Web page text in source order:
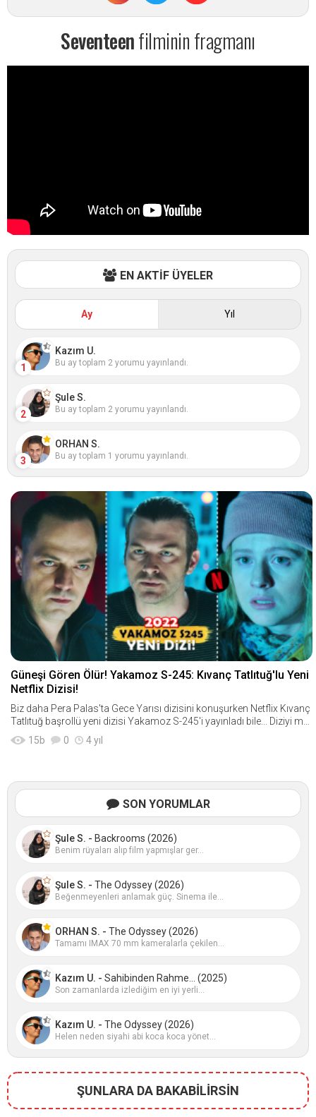
Seventeenfilminin fragmanı
EN AKTİF ÜYELER
Ay Yıl
1
Kazım U.
Bu ay toplam 2 yorumu yayınlandı.
2
Şule S.
Bu ay toplam 2 yorumu yayınlandı.
3
ORHAN S.
Bu ay toplam 1 yorumu yayınlandı.
Güneşi Gören Ölür! Yakamoz S-245: Kıvanç Tatlıtuğ'lu Yeni
Netflix Dizisi!
Biz daha Pera Palas'ta Gece Yarısı dizisini konuşurken Netflix Kıvanç
Tatlıtuğ başrollü yeni dizisi Yakamoz S-245'i yayınladı bile... Diziyi mer
akla bekleyenler
15b 0 4 yıl
SON YORUMLAR
Şule S. - Backrooms (2026)
Benim rüyaları alıp film yapmışlar ger...
Şule S. - The Odyssey (2026)
Beğenmeyenleri anlamak güç. Sinema ile...
ORHAN S. - The Odyssey (2026)
Tamamı IMAX 70 mm kameralarla çekilen...
Kazım U. - Sahibinden Rahme... (2025)
Son zamanlarda izlediğim en iyi yerli...
Kazım U. - The Odyssey (2026)
Helen neden siyahi abi koca koca yönet...
ŞUNLARA DA BAKABİLİRSİN